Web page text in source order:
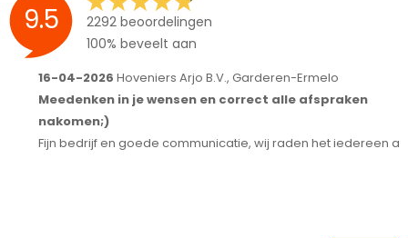
9.5
2292 beoordelingen
100% beveelt aan
16-04-2026Hoveniers Arjo B.V., Garderen-Ermelo
Meedenken in je wensen en correct alle afspraken
nakomen;)
Fijn bedrijf en goede communicatie, wij raden het iedereen aan.